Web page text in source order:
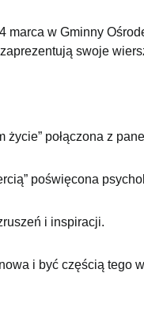
marca w Gminny
swoje
życie” połączona z
poświęcona
i inspiracji.
i być częścią tego